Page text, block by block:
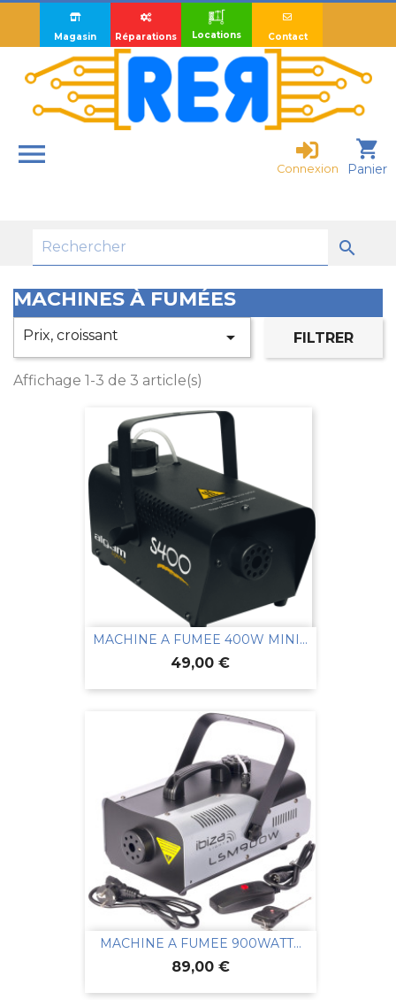
Magasin Réparations Locations Contact
 shopping_cart
Panier
Connexion

MACHINES À FUMÉES
Prix, croissant  FILTRER
Affichage 1-3 de 3 article(s)
MACHINE A FUMEE 400W MINI...
Prix
49,00 €
MACHINE A FUMEE 900WATT...
Prix
89,00 €